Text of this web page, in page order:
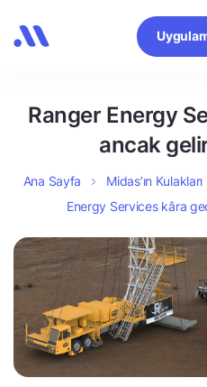
Ranger Energy
ancak
Ana Sayfa Midas’ın Kulakları
Energy Services kâra